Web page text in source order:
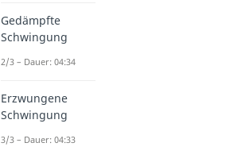
Gedämpfte
Schwingung
2/3 – Dauer: 04:34
Erzwungene
Schwingung
3/3 – Dauer: 04:33